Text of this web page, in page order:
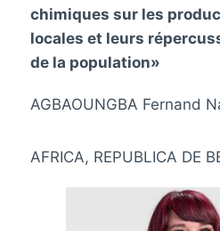
chimiques sur les
locales et leurs
de la population»
AGBAOUNGBA Fernand
AFRICA, REPUBLICA DE